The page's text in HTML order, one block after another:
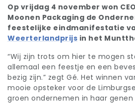
Op vrijdag 4 november won
Moonen Packaging de
feestelijke eindmanifestatie
Weerterlandprijs in het
“Wij zijn trots om hier te mogen
allemaal een feestje en een
bezig zijn.” zegt Gé. Het winnen
mooie opsteker voor de
groen ondernemen in haar